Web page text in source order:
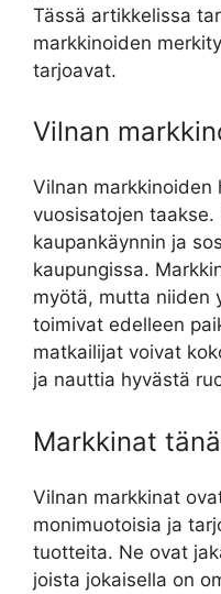
Tässä artikkelissa
markkinoiden
tarjoavat.
Vilnan
Vilnan markkinoiden
vuosisatojen
kaupankäynnin ja
kaupungissa.
myötä, mutta niiden
toimivat edelleen
matkailijat voivat
ja nauttia hyvästä
Markkinat
Vilnan markkinat
monimuotoisia ja
tuotteita. Ne ovat
joista jokaisella on